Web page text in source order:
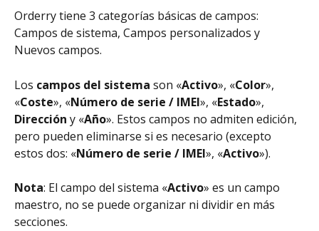
Orderry tiene 3 categorías básicas de campos:
Campos de sistema, Campos personalizados y
Nuevos campos.
Los campos del sistema son «Activo», «Color»,
«Coste», «Número de serie / IMEI», «Estado»,
Dirección y «Año». Estos campos no admiten edición,
pero pueden eliminarse si es necesario (excepto
estos dos: «Número de serie / IMEI», «Activo»).
Nota: El campo del sistema «Activo» es un campo
maestro, no se puede organizar ni dividir en más
secciones.